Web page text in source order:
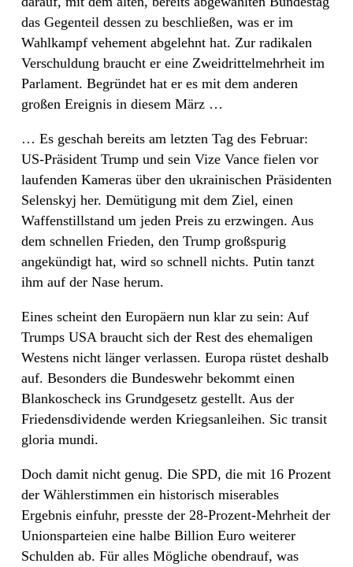
das Gegenteil dessen zu beschließen, was er im
Wahlkampf vehement abgelehnt hat. Zur radikalen
Verschuldung braucht er eine Zweidrittelmehrheit im
Parlament. Begründet hat er es mit dem anderen
großen Ereignis in diesem März …
… Es geschah bereits am letzten Tag des Februar:
US-Präsident Trump und sein Vize Vance fielen vor
laufenden Kameras über den ukrainischen Präsidenten
Selenskyj her. Demütigung mit dem Ziel, einen
Waffenstillstand um jeden Preis zu erzwingen. Aus
dem schnellen Frieden, den Trump großspurig
angekündigt hat, wird so schnell nichts. Putin tanzt
ihm auf der Nase herum.
Eines scheint den Europäern nun klar zu sein: Auf
Trumps USA braucht sich der Rest des ehemaligen
Westens nicht länger verlassen. Europa rüstet deshalb
auf. Besonders die Bundeswehr bekommt einen
Blankoscheck ins Grundgesetz gestellt. Aus der
Friedensdividende werden Kriegsanleihen. Sic transit
gloria mundi.
Doch damit nicht genug. Die SPD, die mit 16 Prozent
der Wählerstimmen ein historisch miserables
Ergebnis einfuhr, presste der 28-Prozent-Mehrheit der
Unionsparteien eine halbe Billion Euro weiterer
Schulden ab. Für alles Mögliche obendrauf, was